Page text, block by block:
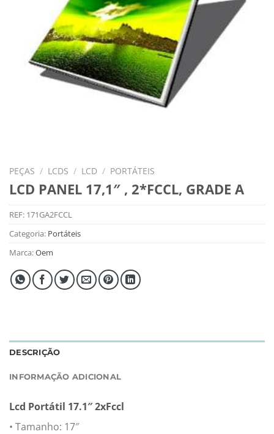
PEÇAS / LCDS / LCD / PORTÁTEIS
LCD PANEL 17,1″ , 2*FCCL, GRADE A
REF: 171GA2FCCL
Categoria: Portáteis
Marca:Oem
DESCRIÇÃO
INFORMAÇÃO ADICIONAL
Lcd Portátil 17.1″ 2xFccl
• Tamanho: 17″